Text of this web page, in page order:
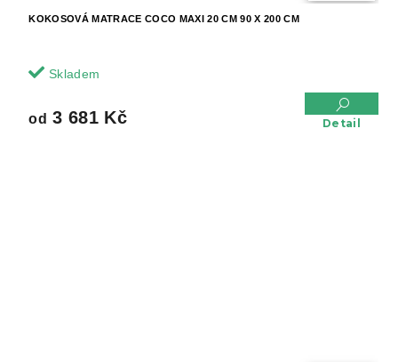
KOKOSOVÁ MATRACE COCO MAXI 20 CM 90 X 200 CM
Skladem
od 3 681 Kč Detail